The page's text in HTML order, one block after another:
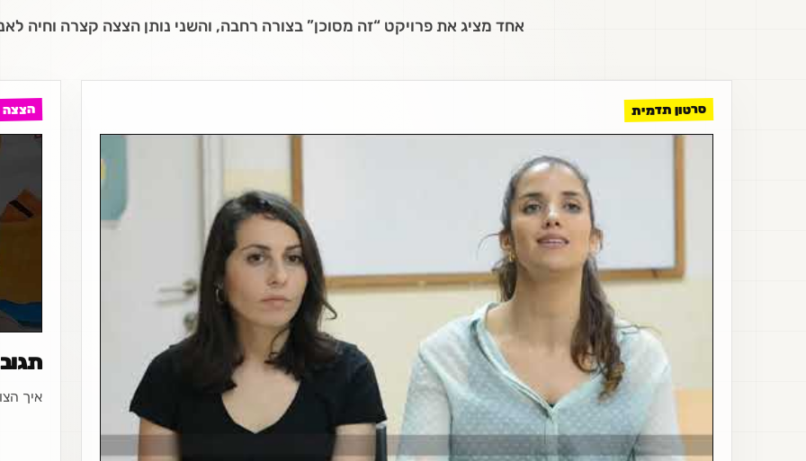
אחד מציג את פרויקט “זה מסוכן” בצורה רחבה, והשני נותן הצצה קצרה וחיה
סרטון תדמית הצצה
איך